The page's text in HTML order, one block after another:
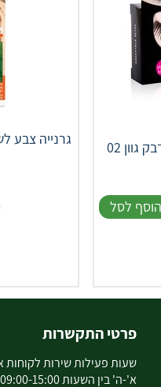
02
הוסף לסל
גרנייה צבע
פרטי התקשרות
שעות פעילות שירות לקוחות
א'-ה' בין השעות 09:00-15:00